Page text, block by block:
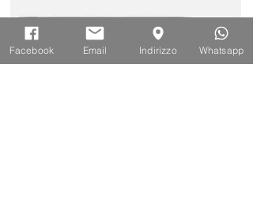
Facebook Email Indirizzo Whatsapp